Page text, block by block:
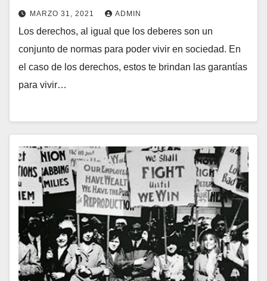
MARZO 31, 2021 ADMIN
Los derechos, al igual que los deberes son un
conjunto de normas para poder vivir en sociedad. En
el caso de los derechos, estos te brindan las garantías
para vivir…